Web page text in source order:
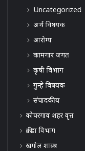
Uncategorized
अर्थ विषयक
आरोग्य
कामगार जगत
कृषी विभाग
गुन्हे विषयक
संपादकीय
कोपरगाव शहर वृत्त
क्रीडा विभाग
खगोल शास्त्र